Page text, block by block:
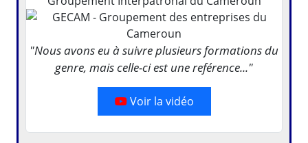
"Nous avons eu à suivre plusieurs formations du
genre, mais celle-ci est une reférence..."
Voir la vidéo